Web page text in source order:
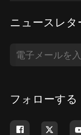
ニュースレタ
フォローする